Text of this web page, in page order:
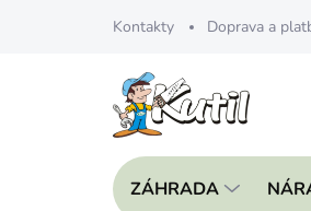
Kontakty Doprava a
ZÁHRADA